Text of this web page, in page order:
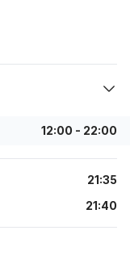
12:00 - 22:00
21:35
21:40